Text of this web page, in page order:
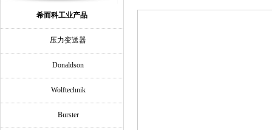
希而科工业产品
压力变送器
Donaldson
Wolftechnik
Burster